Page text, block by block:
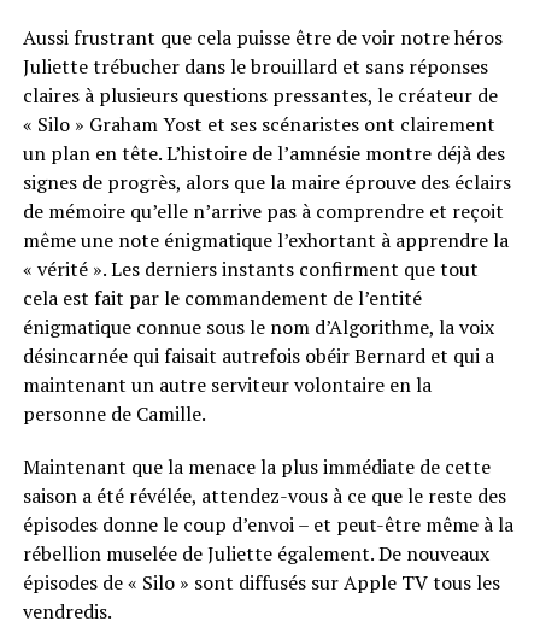
Aussi frustrant que cela puisse être de voir notre héros
Juliette trébucher dans le brouillard et sans réponses
claires à plusieurs questions pressantes, le créateur de
« Silo » Graham Yost et ses scénaristes ont clairement
un plan en tête. L’histoire de l’amnésie montre déjà des
signes de progrès, alors que la maire éprouve des éclairs
de mémoire qu’elle n’arrive pas à comprendre et reçoit
même une note énigmatique l’exhortant à apprendre la
« vérité ». Les derniers instants confirment que tout
cela est fait par le commandement de l’entité
énigmatique connue sous le nom d’Algorithme, la voix
désincarnée qui faisait autrefois obéir Bernard et qui a
maintenant un autre serviteur volontaire en la
personne de Camille.
Maintenant que la menace la plus immédiate de cette
saison a été révélée, attendez-vous à ce que le reste des
épisodes donne le coup d’envoi – et peut-être même à la
rébellion muselée de Juliette également. De nouveaux
épisodes de « Silo » sont diffusés sur Apple TV tous les
vendredis.